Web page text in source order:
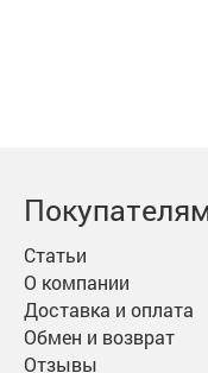
Статьи
О компании
Доставка и оплата
Обмен и возврат
Отзывы